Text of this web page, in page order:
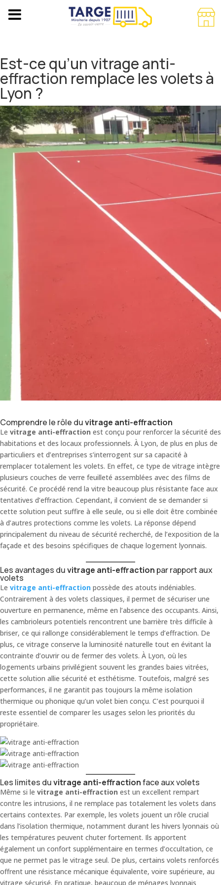
Est-ce qu’un vitrage anti-
effraction remplace les volets à
Lyon ?
Comprendre le rôle duvitrage anti-effraction
Le vitrage anti-effraction est conçu pour renforcer la sécurité des
habitations et des locaux professionnels. À Lyon, de plus en plus de
particuliers et d’entreprises s’interrogent sur sa capacité à
remplacer totalement les volets. En effet, ce type de vitrage intègre
plusieurs couches de verre feuilleté assemblées avec des films de
sécurité. Ce procédé rend la vitre beaucoup plus résistante face aux
tentatives d’effraction. Cependant, il convient de se demander si
cette solution peut suffire à elle seule, ou si elle doit être combinée
à d’autres protections comme les volets. La réponse dépend
principalement du niveau de sécurité recherché, de l’exposition de la
façade et des besoins spécifiques de chaque logement lyonnais.
Les avantages duvitrage anti-effraction par rapport aux
volets
Le vitrage anti-effraction possède des atouts indéniables.
Contrairement à des volets classiques, il permet de sécuriser une
ouverture en permanence, même en l’absence des occupants. Ainsi,
les cambrioleurs potentiels rencontrent une barrière très difficile à
briser, ce qui rallonge considérablement le temps d’effraction. De
plus, ce vitrage conserve la luminosité naturelle tout en évitant la
contrainte d’ouvrir ou de fermer des volets. À Lyon, où les
logements urbains privilégient souvent les grandes baies vitrées,
cette solution allie sécurité et esthétisme. Toutefois, malgré ses
performances, il ne garantit pas toujours la même isolation
thermique ou phonique qu’un volet bien conçu. C’est pourquoi il
reste essentiel de comparer les usages selon les priorités du
propriétaire.
Les limites duvitrage anti-effractionface aux volets
Même si le vitrage anti-effraction est un excellent rempart
contre les intrusions, il ne remplace pas totalement les volets dans
certains contextes. Par exemple, les volets jouent un rôle crucial
dans l’isolation thermique, notamment durant les hivers lyonnais où
les températures peuvent chuter fortement. Ils apportent
également un confort supplémentaire en termes d’occultation, ce
que ne permet pas le vitrage seul. De plus, certains volets renforcés
offrent une résistance mécanique équivalente, voire supérieure, au
vitrage sécurisé. En pratique, beaucoup de ménages lyonnais